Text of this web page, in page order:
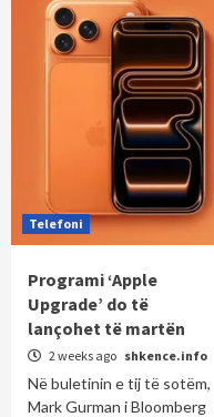
Telefoni
Programi ‘Apple
Upgrade’ do të
lançohet të martën
2 weeks ago shkence.info
Në buletinin e tij të sotëm,
Mark Gurman i Bloomberg